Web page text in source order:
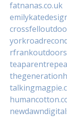
fatnanas.co.uk